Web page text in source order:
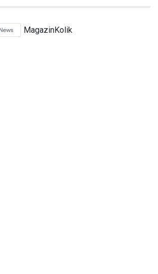
MagazinKolik